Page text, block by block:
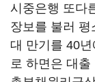
시중은행 또다
장보를 불러
대 만기를 40
로 하면은 대